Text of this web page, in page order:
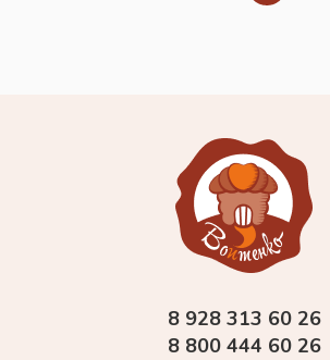
8 928 313 60 26
8 800 444 60 26